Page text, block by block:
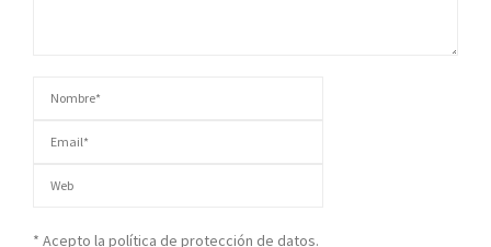
* Acepto la política de protección de datos.